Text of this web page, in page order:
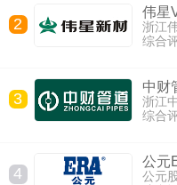
2
伟星
浙江
综合
3
中财
浙江
综合
4
公元
公元